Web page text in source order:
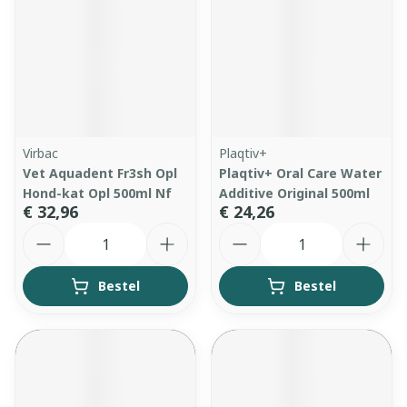
Virbac
Vet Aquadent Fr3sh Opl
Hond-kat Opl 500ml Nf
€ 32,96
Bestel
Plaqtiv+
Plaqtiv+ Oral Care Water
Additive Original 500ml
€ 24,26
Bestel